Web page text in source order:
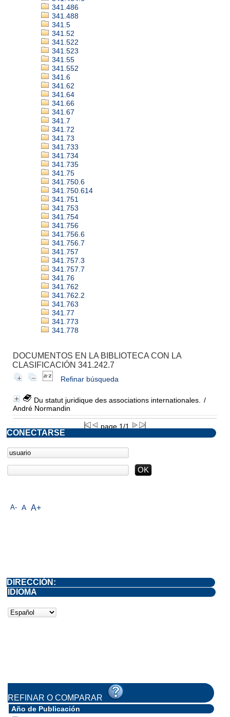
341.486
341.488
341.5
341.52
341.522
341.523
341.55
341.552
341.6
341.62
341.64
341.66
341.67
341.7
341.72
341.73
341.733
341.734
341.735
341.75
341.750.6
341.750.614
341.751
341.753
341.754
341.756
341.756.6
341.756.7
341.757
341.757.3
341.757.7
341.76
341.762
341.762.2
341.763
341.77
341.773
341.778
DOCUMENTOS EN LA BIBLIOTECA CON LA
CLASIFICACIÓN 341.242.7
Refinar búsqueda
Du statut juridique des associations internationales.
/
André Normandin
page 1/1
A- A A+
CONECTARSE
DIRECCIÓN:
IDIOMA
REFINAR O COMPARAR
Año de Publicación